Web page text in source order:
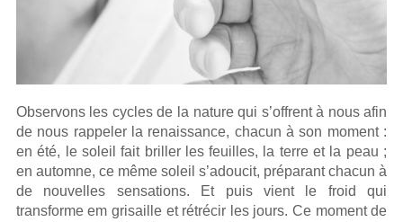
Observons les cycles de la nature qui s’offrent à nous afin
de nous rappeler la renaissance, chacun à son moment :
en été, le soleil fait briller les feuilles, la terre et la peau ;
en automne, ce même soleil s’adoucit, préparant chacun à
de nouvelles sensations. Et puis vient le froid qui
transforme em grisaille et rétrécir les jours. Ce moment de